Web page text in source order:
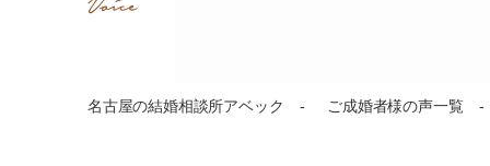
名古屋の結婚相談所アベック ご成婚者様の声一覧